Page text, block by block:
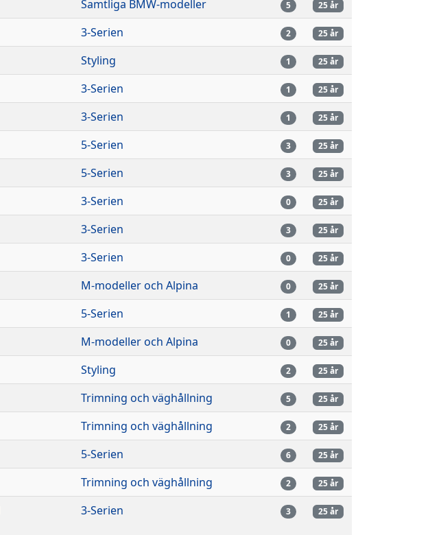
Samtliga BMW-modeller 5 25 år
3-Serien 2 25 år
Styling 1 25 år
3-Serien 1 25 år
3-Serien 1 25 år
5-Serien 3 25 år
5-Serien 3 25 år
3-Serien 0 25 år
3-Serien 3 25 år
3-Serien 0 25 år
M-modeller och Alpina 0 25 år
5-Serien 1 25 år
M-modeller och Alpina 0 25 år
Styling 2 25 år
Trimning och väghållning 5 25 år
Trimning och väghållning 2 25 år
5-Serien 6 25 år
Trimning och väghållning 2 25 år
3-Serien 3 25 år